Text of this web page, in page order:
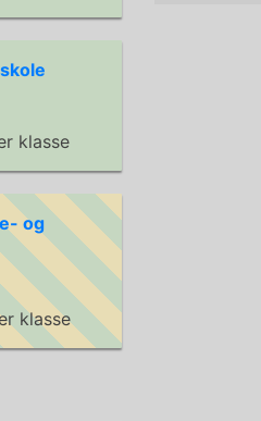
klasse
og
klasse